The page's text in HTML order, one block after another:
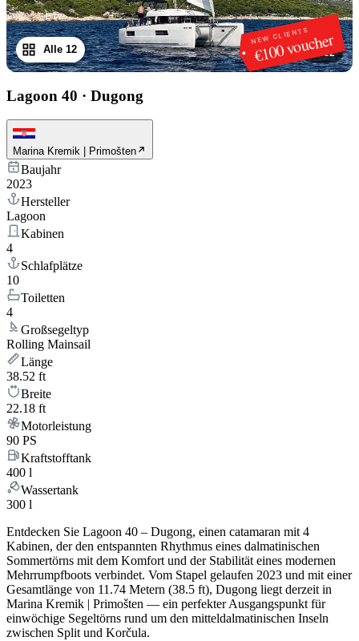
NEW CLIENTS
€100 voucher
1/12
Alle 12
Lagoon 40 · Dugong
Marina Kremik | Primošten
Baujahr
2023
Hersteller
Lagoon
Kabinen
4
Schlafplätze
10
Toiletten
4
Großsegeltyp
Rolling Mainsail
Länge
38.52 ft
Breite
22.18 ft
Motorleistung
90 PS
Kraftstofftank
400 l
Wassertank
300 l
Entdecken Sie Lagoon 40 – Dugong, einen catamaran mit 4
Kabinen, der den entspannten Rhythmus eines dalmatinischen
Sommertörns mit dem Komfort und der Stabilität eines modernen
Mehrrumpfboots verbindet. Vom Stapel gelaufen 2023 und mit einer
Gesamtlänge von 11.74 Metern (38.5 ft), Dugong liegt derzeit in
Marina Kremik | Primošten — ein perfekter Ausgangspunkt für
einwöchige Segeltörns rund um den mitteldalmatinischen Inseln
zwischen Split und Korčula.